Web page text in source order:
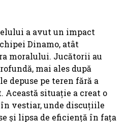
a avut un impact
Dinamo, atât
moralului. Jucătorii au
mai ales după
depuse pe teren fără a
situație a creat o
vestiar, unde discuțiile
și lipsa de eficiență în fața